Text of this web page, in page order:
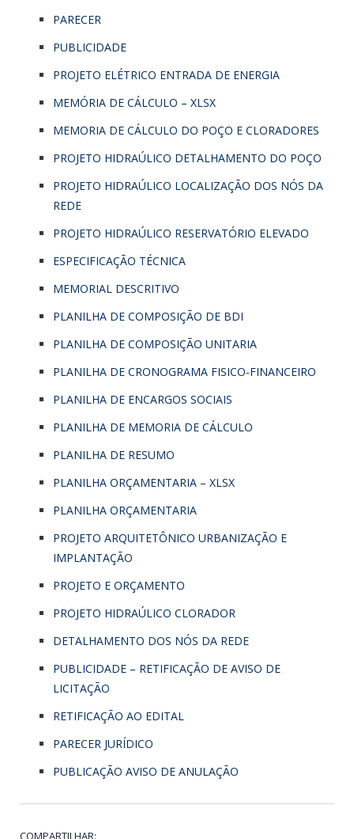
PARECER
PUBLICIDADE
PROJETO ELÉTRICO ENTRADA DE ENERGIA
MEMÓRIA DE CÁLCULO – XLSX
MEMORIA DE CÁLCULO DO POÇO E CLORADORES
PROJETO HIDRAÚLICO DETALHAMENTO DO POÇO
PROJETO HIDRAÚLICO LOCALIZAÇÃO DOS NÓS DA
REDE
PROJETO HIDRAÚLICO RESERVATÓRIO ELEVADO
ESPECIFICAÇÃO TÉCNICA
MEMORIAL DESCRITIVO
PLANILHA DE COMPOSIÇÃO DE BDI
PLANILHA DE COMPOSIÇÃO UNITARIA
PLANILHA DE CRONOGRAMA FISICO-FINANCEIRO
PLANILHA DE ENCARGOS SOCIAIS
PLANILHA DE MEMORIA DE CÁLCULO
PLANILHA DE RESUMO
PLANILHA ORÇAMENTARIA – XLSX
PLANILHA ORÇAMENTARIA
PROJETO ARQUITETÔNICO URBANIZAÇÃO E
IMPLANTAÇÃO
PROJETO E ORÇAMENTO
PROJETO HIDRAÚLICO CLORADOR
DETALHAMENTO DOS NÓS DA REDE
PUBLICIDADE – RETIFICAÇÃO DE AVISO DE
LICITAÇÃO
RETIFICAÇÃO AO EDITAL
PARECER JURÍDICO
PUBLICAÇÃO AVISO DE ANULAÇÃO
COMPARTILHAR: